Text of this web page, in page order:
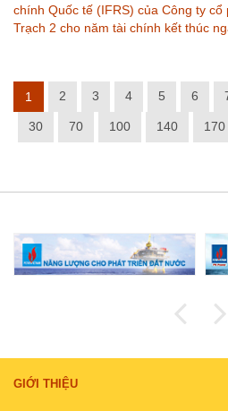
chính Quốc tế (IFRS) của Công ty
Trạch 2 cho năm tài chính kết thúc
1 2 3 4 5 6
30 70 100 140 170
GIỚI THIỆU